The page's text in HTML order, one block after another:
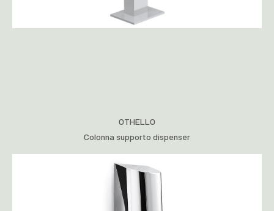
OTHELLO
Colonna supporto dispenser